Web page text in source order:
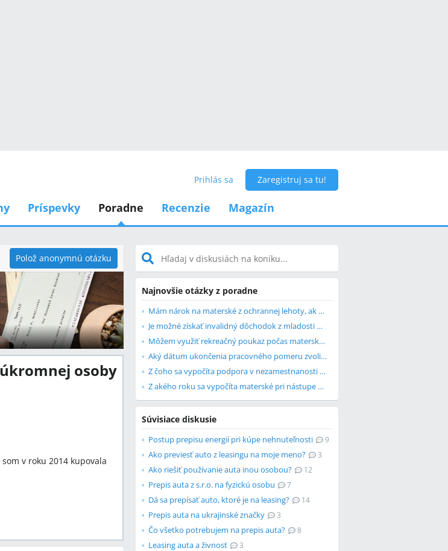
Prihlás sa Zaregistruj sa tu!
Príspevky Poradne Recenzie Magazín
Polož anonymnú otázku
osoby
v roku 2014 kupovala
Najnovšie otázky z poradne
Mám nárok na materské z ochrannej lehoty, ak som otehotnela po skončení praco...
Je možné získať invalidný dôchodok z mladosti pri Aspergerovom syndróme?
Môžem využiť rekreačný poukaz počas materskej dovolenky?
Aký dátum ukončenia pracovného pomeru zvoliť po skončení rodičovskej dovolenky?
Z čoho sa vypočíta podpora v nezamestnanosti po rodičovskej dovolenke?
Z akého roku sa vypočíta materské pri nástupe z ochrannej lehoty?
Súvisiace diskusie
Postup prepisu energií pri kúpe nehnuteľnosti 9
Ako previesť auto z leasingu na moje meno? 3
Ako riešiť používanie auta inou osobou? 12
Prepis auta z s.r.o. na fyzickú osobu 7
Dá sa prepísať auto, ktoré je na leasing? 14
Prepis auta na ukrajinské značky 3
Čo všetko potrebujem na prepis auta? 8
Leasing auta a živnosť 3